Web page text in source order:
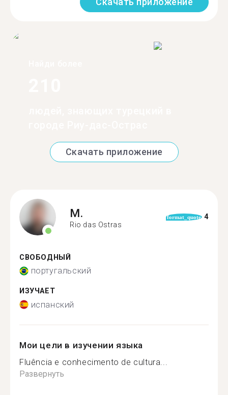
Скачать приложение
M.
Rio das Ostras
format_quote 4
СВОБОДНЫЙ
португальский
ИЗУЧАЕТ
испанский
Мои цели в изучении языка
Fluência e conhecimento de cultura...
Развернуть